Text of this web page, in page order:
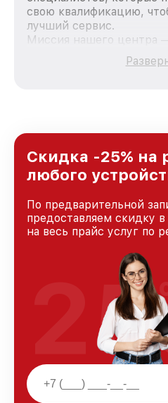
свою квалификацию,
лучший сервис.
Миссия нашего центра
качественный и
каждого пользователя
Краснодаре, постоянно
доверия и лояльности
Скидка -25% на
любого
По предварительной
предоставляем скидку
на весь прайс услуг по
25